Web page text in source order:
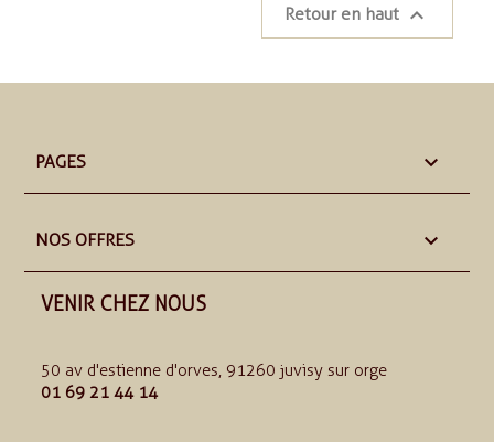
Retour en haut 
PAGES 
NOS OFFRES 
VENIR CHEZ NOUS
50 av d'estienne d'orves, 91260 juvisy sur orge
01 69 21 44 14